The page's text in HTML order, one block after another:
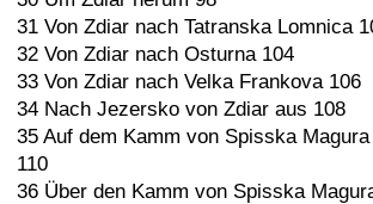
31 Von Zdiar nach Tatranska Lomnica
32 Von Zdiar nach Osturna 104
33 Von Zdiar nach Velka Frankova 106
34 Nach Jezersko von Zdiar aus 108
35 Auf dem Kamm von Spisska
110
36 Über den Kamm von Spisska